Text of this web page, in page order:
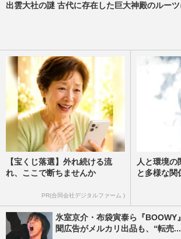
出雲大社の謎 古代に存在した巨大神殿のルー
【宝くじ落選】外れ続ける流
れ、ここで断ちませんか
PR(合同会社デジタルファーム )
人と環境の
と多様な関
氷室京介・布袋寅泰ら『BOOWY
聞広告がメルカリ出品も、“転売...